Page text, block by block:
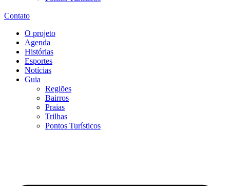
Contato
O projeto
Agenda
Histórias
Esportes
Notícias
Guia
Regiões
Bairros
Praias
Trilhas
Pontos Turísticos